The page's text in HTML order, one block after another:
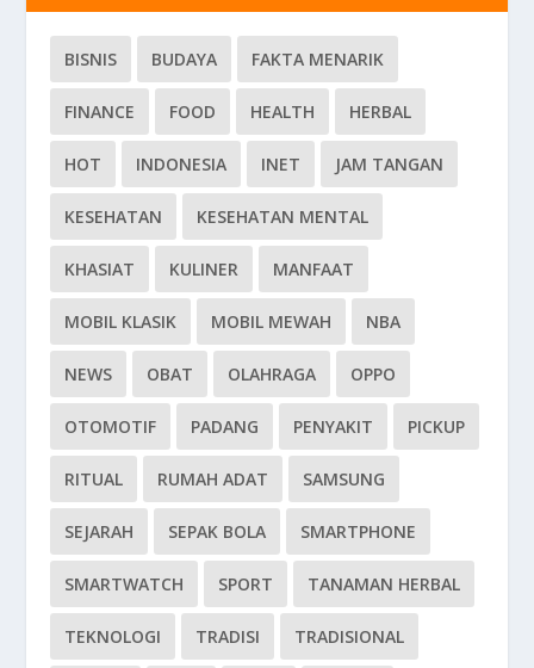
BISNIS BUDAYA FAKTA MENARIK
FINANCE FOOD HEALTH HERBAL
HOT INDONESIA INET JAM TANGAN
KESEHATAN KESEHATAN MENTAL
KHASIAT KULINER MANFAAT
MOBIL KLASIK MOBIL MEWAH NBA
NEWS OBAT OLAHRAGA OPPO
OTOMOTIF PADANG PENYAKIT PICKUP
RITUAL RUMAH ADAT SAMSUNG
SEJARAH SEPAK BOLA SMARTPHONE
SMARTWATCH SPORT TANAMAN HERBAL
TEKNOLOGI TRADISI TRADISIONAL